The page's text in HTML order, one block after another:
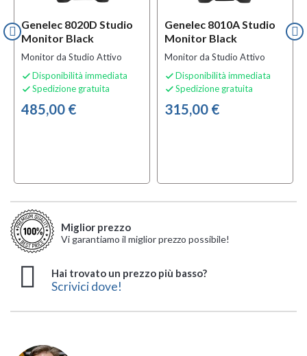
Genelec 8020D Studio
Monitor Black
Monitor da Studio Attivo
 Disponibilità immediata
 Spedizione gratuita
485,00 €
Genelec 8010A Studio
Monitor Black
Monitor da Studio Attivo
 Disponibilità immediata
 Spedizione gratuita
315,00 €
Miglior prezzo
Vi garantiamo il miglior prezzo possibile!
Hai trovato un prezzo più basso?
Scrivici dove!